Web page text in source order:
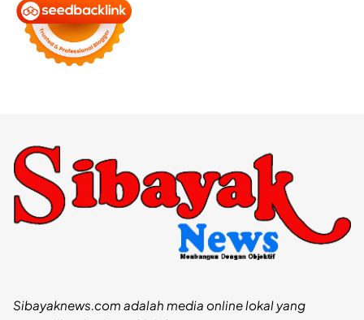
Sibayaknews.com adalah media online lokal yang